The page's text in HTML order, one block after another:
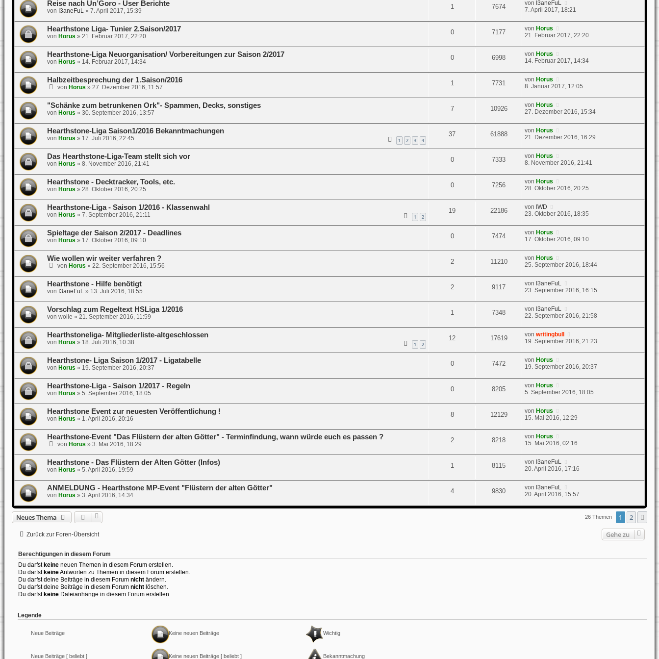
Reise nach Un’Goro - User Berichte
von I3aneFuL» 7. April 2017, 15:39
1 7674 von I3aneFuL
7. April 2017, 18:21
Hearthstone Liga- Tunier 2.Saison/2017
von Horus » 21. Februar 2017, 22:20
0 7177 von Horus
21. Februar 2017, 22:20
Hearthstone-Liga Neuorganisation/ Vorbereitungen zur Saison 2/2017
von Horus » 14. Februar 2017, 14:34
0 6998 von Horus
14. Februar 2017, 14:34
Halbzeitbesprechung der 1.Saison/2016
von Horus » 27. Dezember 2016, 11:57
1 7731 von Horus
8. Januar 2017, 12:05
"Schänke zum betrunkenen Ork"- Spammen, Decks, sonstiges
von Horus » 30. September 2016, 13:57
7 10926 von Horus
27. Dezember 2016, 15:34
Hearthstone-Liga Saison1/2016 Bekanntmachungen
von Horus » 17. Juli 2016, 22:45 1 2 3 4
37 61888 von Horus
21. Dezember 2016, 16:29
Das Hearthstone-Liga-Team stellt sich vor
von Horus » 8. November 2016, 21:41
0 7333 von Horus
8. November 2016, 21:41
Hearthstone - Decktracker, Tools, etc.
von Horus » 28. Oktober 2016, 20:25
0 7256 von Horus
28. Oktober 2016, 20:25
Hearthstone-Liga - Saison 1/2016 - Klassenwahl
von Horus » 7. September 2016, 21:11 1 2
19 22186 von IWD
23. Oktober 2016, 18:35
Spieltage der Saison 2/2017 - Deadlines
von Horus » 17. Oktober 2016, 09:10
0 7474 von Horus
17. Oktober 2016, 09:10
Wie wollen wir weiter verfahren ?
von Horus » 22. September 2016, 15:56
2 11210 von Horus
25. September 2016, 18:44
Hearthstone - Hilfe benötigt
von I3aneFuL» 13. Juli 2016, 18:55
2 9117 von I3aneFuL
23. September 2016, 16:15
Vorschlag zum Regeltext HSLiga 1/2016
von wolle » 21. September 2016, 11:59
1 7348 von I3aneFuL
22. September 2016, 21:58
Hearthstoneliga- Mitgliederliste-altgeschlossen
von Horus » 18. Juli 2016, 10:38 1 2
12 17619 vonwritingbull
19. September 2016, 21:23
Hearthstone- Liga Saison 1/2017 - Ligatabelle
von Horus » 19. September 2016, 20:37
0 7472 von Horus
19. September 2016, 20:37
Hearthstone-Liga - Saison 1/2017 - Regeln
von Horus » 5. September 2016, 18:05
0 8205 von Horus
5. September 2016, 18:05
Hearthstone Event zur neuesten Veröffentlichung !
von Horus » 1. April 2016, 20:16
8 12129 von Horus
15. Mai 2016, 12:29
Hearthstone-Event "Das Flüstern der alten Götter" - Terminfindung, wann würde euch es passen ?
von Horus » 3. Mai 2016, 18:29
2 8218 von Horus
15. Mai 2016, 02:16
Hearthstone - Das Flüstern der Alten Götter (Infos)
von Horus » 5. April 2016, 19:59
1 8115 von I3aneFuL
20. April 2016, 17:16
ANMELDUNG - Hearthstone MP-Event "Flüstern der alten Götter"
von Horus » 3. April 2016, 14:34
4 9830 von I3aneFuL
20. April 2016, 15:57
Neues Thema 26 Themen 1 2
Zurück zur Foren-Übersicht Gehe zu
Berechtigungen in diesem Forum
Du darfst keineneuen Themen in diesem Forum erstellen.
Du darfst keineAntworten zu Themen in diesem Forum erstellen.
Du darfst deine Beiträge in diesem Forum nichtändern.
Du darfst deine Beiträge in diesem Forum nichtlöschen.
Du darfst keineDateianhänge in diesem Forum erstellen.
Legende
Neue Beiträge
Neue Beiträge [ beliebt ]
Keine neuen Beiträge
Keine neuen Beiträge [ beliebt ]
Wichtig
Bekanntmachung